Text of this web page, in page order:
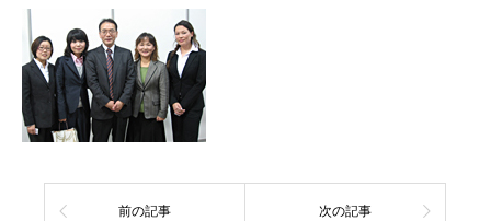
前の記事 次の記事